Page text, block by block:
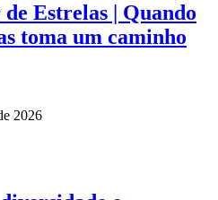
Estrelas | Quando
toma um caminho
2026